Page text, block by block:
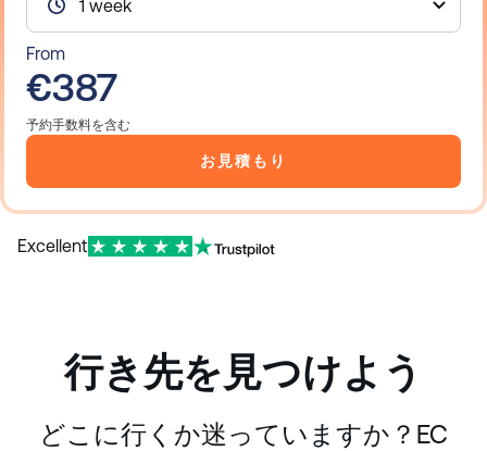
From
€387
予約手数料を含む
お見積もり
Excellent
行き先を見つけよう
どこに行くか迷っていますか？EC